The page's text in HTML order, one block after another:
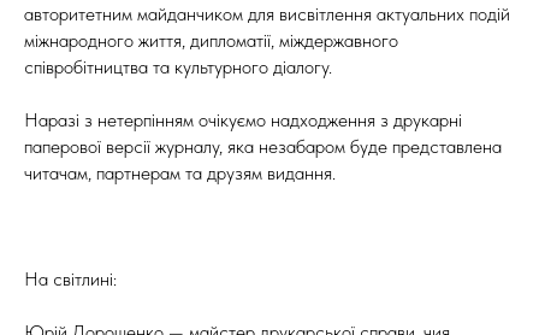
авторитетним майданчиком для висвітлення актуальних подій
міжнародного життя, дипломатії, міждержавного
співробітництва та культурного діалогу.
Наразі з нетерпінням очікуємо надходження з друкарні
паперової версії журналу, яка незабаром буде представлена
читачам, партнерам та друзям видання.
На світлині: